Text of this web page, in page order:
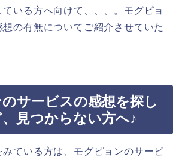
いる方へ向けて、、、。モグピョ
の有無についてご紹介させていた
サービスの感想を探し
見つからない方へ♪
みている方は、モグピョンのサービ